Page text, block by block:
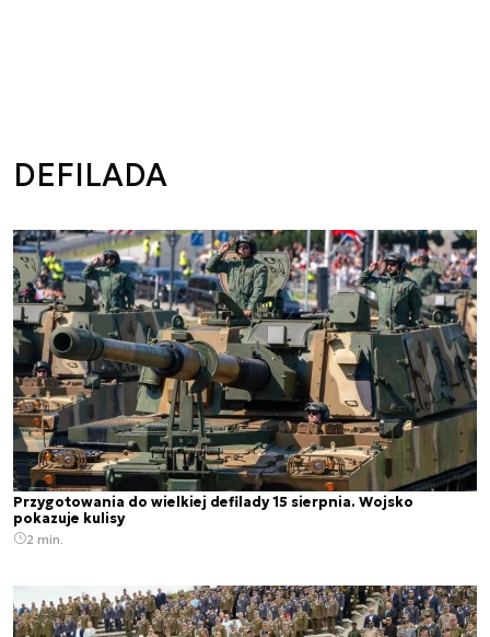
DEFILADA
Przygotowania do wielkiej defilady 15 sierpnia. Wojsko
pokazuje kulisy
2 min.